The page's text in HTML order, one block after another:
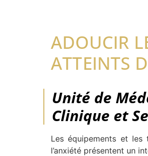
ADOUCIR
ATTEINTS
Unité de
Clinique et
Les équipements et
l’anxiété présentent un